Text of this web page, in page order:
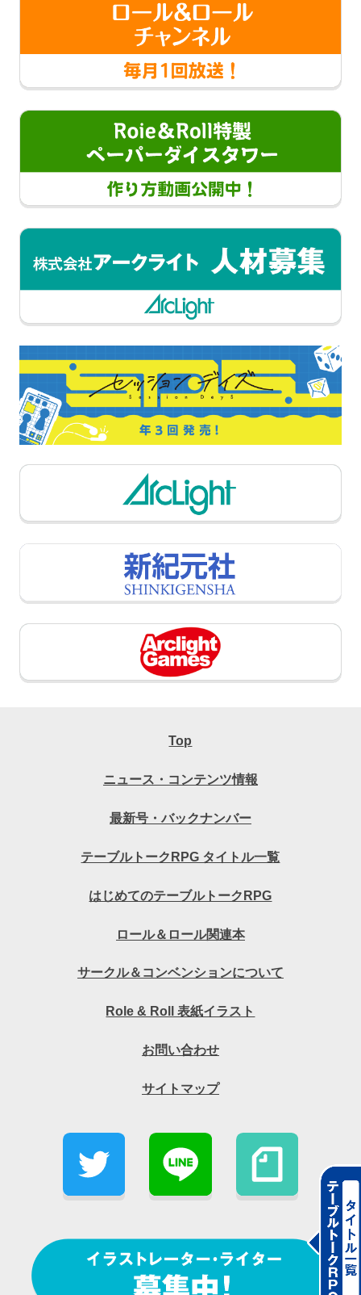
Top
ニュース・コンテンツ情報
最新号・バックナンバー
テーブルトークRPG タイトル一覧
はじめてのテーブルトークRPG
ロール＆ロール関連本
サークル＆コンベンションについて
Role & Roll 表紙イラスト
お問い合わせ
サイトマップ